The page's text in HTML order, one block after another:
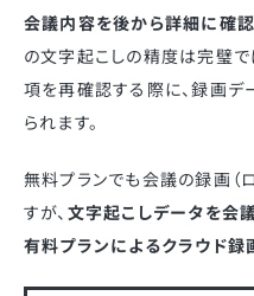
会議内容を後から詳細に確
の文字起こしの精度は完璧
項を再確認する際に、録画
られます。
無料プランでも会議の録画（
すが、 文字起こしデータを会
有料プランによるクラウド録